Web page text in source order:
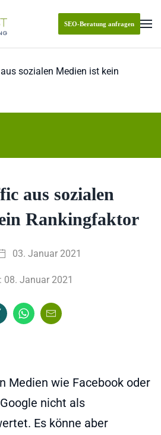
SEO-Beratung anfragen
sozialen Medien ist kein
aus sozialen
Rankingfaktor
03. Januar 2021
Januar 2021
Medien wie Facebook oder
nicht als
Es könne aber